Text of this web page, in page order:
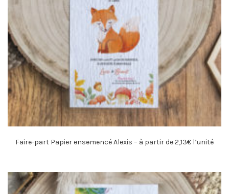
Faire-part Papier ensemencé Alexis – à partir de 2,13€ l’unité